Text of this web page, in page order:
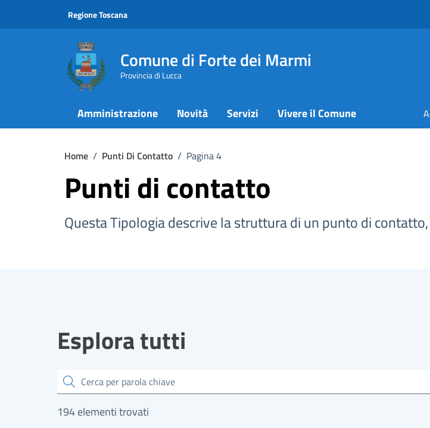
Regione Toscana
Comune di Forte dei Marmi
Provincia di Lucca
Amministrazione Novità Servizi Vivere il Comune
Home / Punti Di Contatto / Pagina 4
Punti di contatto
Questa Tipologia descrive la struttura di un punto di
Esplora tutti
Cerca
194 elementi trovati